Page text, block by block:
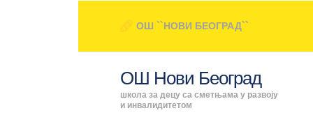
ОШ ``НОВИ БЕОГРАД``
ОШ Нови Београд
школа за децу са сметњама у развоју
и инвалидитетом